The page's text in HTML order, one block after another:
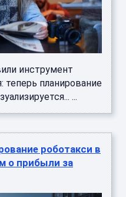
инструмент
теперь планирование
...
роботакси в
о прибыли за